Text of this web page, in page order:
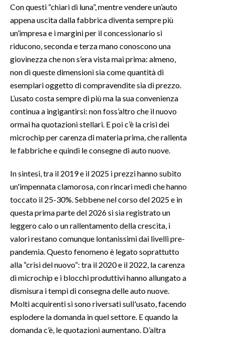
INSULARITÀ
INFO AZIENDE
ABBONATI
ANNUNCI
NECROLOGI
PUBBLICITÀ
STORE
Con questi “chiari di luna”, mentre vendere un’auto
appena uscita dalla fabbrica diventa sempre più
un’impresa e i margini per il concessionario si
riducono, seconda e terza mano conoscono una
giovinezza che non s’era vista mai prima: almeno,
non di queste dimensioni sia come quantità di
esemplari oggetto di compravendite sia di prezzo.
L’usato costa sempre di più ma la sua convenienza
continua a ingigantirsi: non foss’altro che il nuovo
ormai ha quotazioni stellari. E poi c’è la crisi dei
microchip per carenza di materia prima, che rallenta
le fabbriche e quindi le consegne di auto nuove.
In sintesi, tra il 2019 e il 2025 i prezzi hanno subito
un'impennata clamorosa, con rincari medi che hanno
toccato il 25-30%. Sebbene nel corso del 2025 e in
questa prima parte del 2026 si sia registrato un
leggero calo o un rallentamento della crescita, i
valori restano comunque lontanissimi dai livelli pre-
pandemia. Questo fenomeno è legato soprattutto
alla “crisi del nuovo”: tra il 2020 e il 2022, la carenza
di microchip e i blocchi produttivi hanno allungato a
dismisura i tempi di consegna delle auto nuove.
Molti acquirenti si sono riversati sull'usato, facendo
esplodere la domanda in quel settore. E quando la
domanda c’è, le quotazioni aumentano. D’altra